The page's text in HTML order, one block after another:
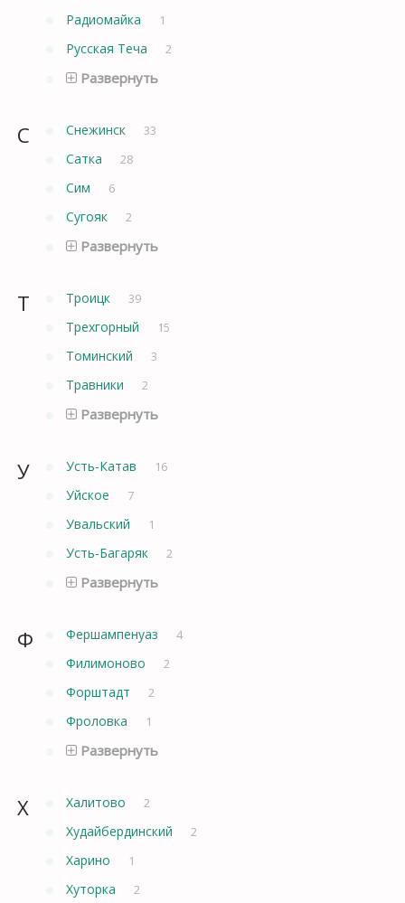
Радиомайка 1
Русская Теча 2
Развернуть
С Снежинск 33
Сатка 28
Сим 6
Сугояк 2
Развернуть
Т Троицк 39
Трехгорный 15
Томинский 3
Травники 2
Развернуть
У Усть-Катав 16
Уйское 7
Увальский 1
Усть-Багаряк 2
Развернуть
Ф Фершампенуаз 4
Филимоново 2
Форштадт 2
Фроловка 1
Развернуть
Х Халитово 2
Худайбердинский 2
Харино 1
Хуторка 2